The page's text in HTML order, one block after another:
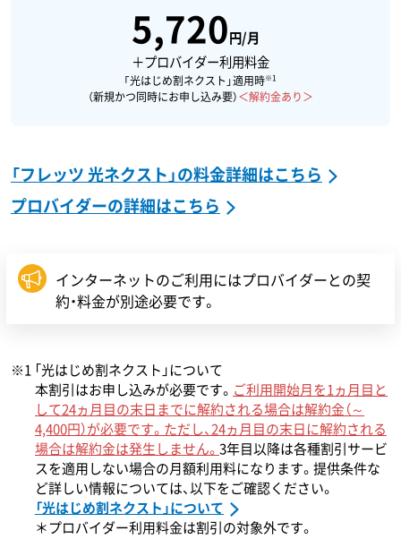
5,720円/月
＋プロバイダー利用料金
「光はじめ割ネクスト」適用時※1
（新規かつ同時にお申し込み要）＜解約金あり＞
「フレッツ 光ネクスト」の料金詳細はこちら
プロバイダーの詳細はこちら
インターネットのご利用にはプロバイダーとの契
約・料金が別途必要です。
※1 「光はじめ割ネクスト」について
本割引はお申し込みが必要です。 ご利用開始月を1ヵ月目と
して24ヵ月目の末日までに解約される場合は解約金（～
4,400円）が必要です。ただし、24ヵ月目の末日に解約される
場合は解約金は発生しません。 3年目以降は各種割引サービ
スを適用しない場合の月額利用料になります。提供条件な
ど詳しい情報については、以下をご確認ください。
「光はじめ割ネクスト」について
＊プロバイダー利用料金は割引の対象外です。